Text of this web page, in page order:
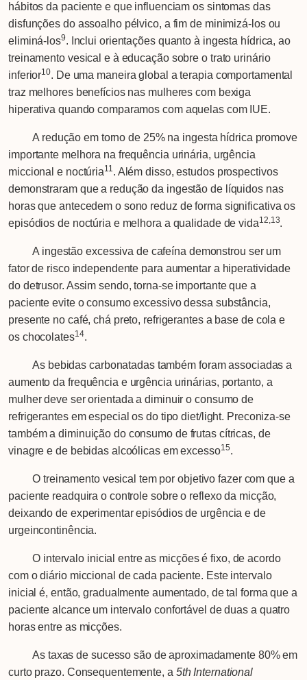
hábitos da paciente e que influenciam os sintomas das
disfunções do assoalho pélvico, a fim de minimizá-los ou
eliminá-los9. Inclui orientações quanto à ingesta hídrica, ao
treinamento vesical e à educação sobre o trato urinário
inferior10. De uma maneira global a terapia comportamental
traz melhores benefícios nas mulheres com bexiga
hiperativa quando comparamos com aquelas com IUE.
A redução em torno de 25% na ingesta hídrica promove
importante melhora na frequência urinária, urgência
miccional e noctúria11. Além disso, estudos prospectivos
demonstraram que a redução da ingestão de líquidos nas
horas que antecedem o sono reduz de forma significativa os
episódios de noctúria e melhora a qualidade de vida12,13.
A ingestão excessiva de cafeína demonstrou ser um
fator de risco independente para aumentar a hiperatividade
do detrusor. Assim sendo, torna-se importante que a
paciente evite o consumo excessivo dessa substância,
presente no café, chá preto, refrigerantes a base de cola e
os chocolates14.
As bebidas carbonatadas também foram associadas a
aumento da frequência e urgência urinárias, portanto, a
mulher deve ser orientada a diminuir o consumo de
refrigerantes em especial os do tipo diet/light. Preconiza-se
também a diminuição do consumo de frutas cítricas, de
vinagre e de bebidas alcoólicas em excesso15.
O treinamento vesical tem por objetivo fazer com que a
paciente readquira o controle sobre o reflexo da micção,
deixando de experimentar episódios de urgência e de
urgeincontinência.
O intervalo inicial entre as micções é fixo, de acordo
com o diário miccional de cada paciente. Este intervalo
inicial é, então, gradualmente aumentado, de tal forma que a
paciente alcance um intervalo confortável de duas a quatro
horas entre as micções.
As taxas de sucesso são de aproximadamente 80% em
curto prazo. Consequentemente, a 5th International